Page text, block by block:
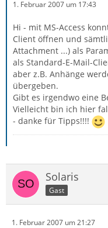
1. Februar 2007 um 17:43
Hi - mit MS-Access
Client öffnen und
Attachment ...) als
als Standard-E-Mail-
aber z.B. Anhänge
übergeben.
Gibt es irgendwo eine
Vielleicht bin ich hier
- danke für Tipps!!!!
Solaris
Gast
1. Februar 2007 um 21:27